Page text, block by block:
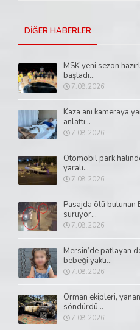
DİĞER HABERLER
MSK yeni sezon
başladı...
7.08.2026
Kaza anı kameraya
anlattı...
7.08.2026
Otomobil park
yaralı...
7.08.2026
Pasajda ölü bulunan
sürüyor...
7.08.2026
Mersin’de patlayan
bebeği yaktı...
7.08.2026
Orman ekipleri,
söndürdü...
7.08.2026